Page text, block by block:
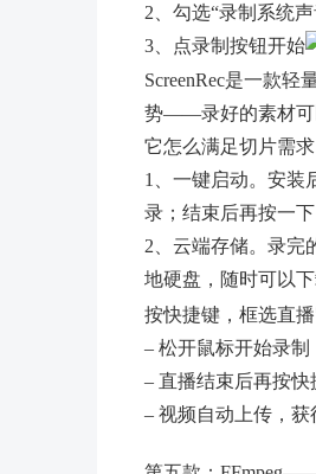
2、勾选“录制系统
3、点录制按钮开始
ScreenRec是一款
势——录好的素材可
它怎么满足切片需求
1、一键启动。安装
录；结束后再按一
2、云端存储。录完
地硬盘，随时可以
按快捷键，框选直
– 松开鼠标开始录制
– 直播结束后再按快
– 视频自动上传，获